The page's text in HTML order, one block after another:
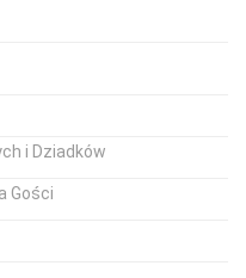
i Dziadków
Gości